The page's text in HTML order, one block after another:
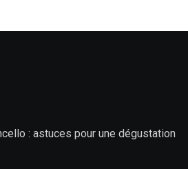
: astuces pour une dégustation